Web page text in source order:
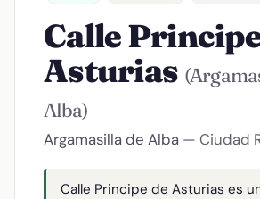
Calle
Asturias
Alba)
Argamasilla de Alba — Ciudad
Calle Principe de Asturias es